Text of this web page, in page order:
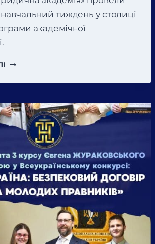
тиждень у столиці
академічної
АКАДЕМІЧНА
У